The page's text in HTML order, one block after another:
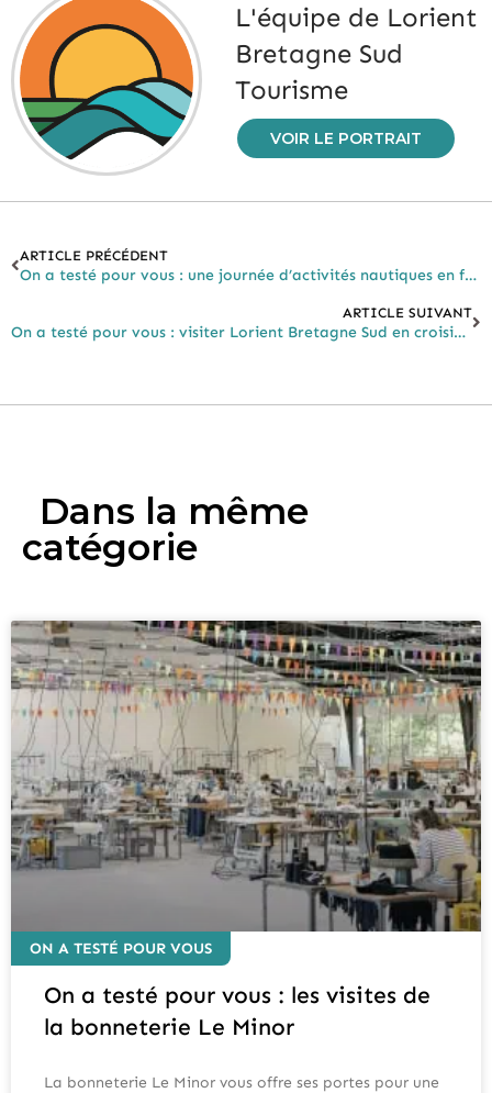
L'équipe de Lorient
Bretagne Sud
Tourisme
VOIR LE PORTRAIT
ARTICLE PRÉCÉDENT
On a testé pour vous : une journée d’activités nautiques en famille
ARTICLE SUIVANT
On a testé pour vous : visiter Lorient Bretagne Sud en croisière
Dans la même
catégorie
ON A TESTÉ POUR VOUS
On a testé pour vous : les visites de
la bonneterie Le Minor
La bonneterie Le Minor vous offre ses portes pour une